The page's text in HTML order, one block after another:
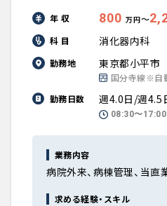
年 収 800 万円〜
科 目 消化器内科
勤務地 東京都小平市
国分寺線※自
勤務日数
週4.0日/週4.5
08:30〜17:00
業務内容
病院外来、病棟管理、当直
求める経験・スキル